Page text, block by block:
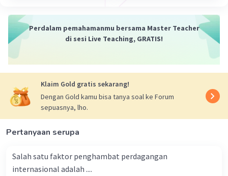
Iklan
Perdalam pemahamanmu bersama Master Teacher
di sesi Live Teaching, GRATIS!
Klaim Gold gratis sekarang!
Dengan Gold kamu bisa tanya soal ke Forum
sepuasnya, lho.
Pertanyaan serupa
Salah satu faktor penghambat perdagangan
internasional adalah ....